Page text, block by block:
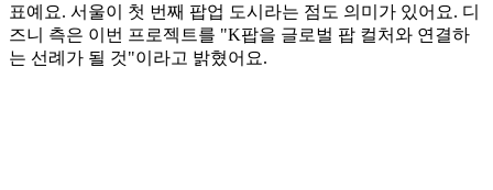
표예요. 서울이 첫 번째 팝업 도시라는 점도 의미가 있어요. 디
즈니 측은 이번 프로젝트를 "K팝을 글로벌 팝 컬처와 연결하
는 선례가 될 것"이라고 밝혔어요.